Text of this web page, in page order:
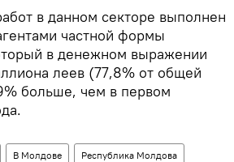
в данном секторе выполнен
частной формы
в денежном выражении
леев (77,8% от общей
больше, чем в первом
В Молдове Республика Молдова